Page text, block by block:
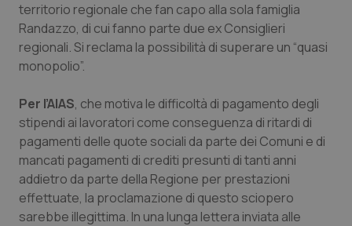
Provincia Autonoma di Trento
Puglia
Sicilia
Toscana
Umbria
Ipertensione & Scompenso
Malattie rare
Neuroscienze & patologie neurodegenerative
Obesità
Oftalmologia
territorio regionale che fan capo alla sola famiglia
Randazzo, di cui fanno parte due ex Consiglieri
regionali. Si reclama la possibilità di superare un “quasi
monopolio”.
Per l’AIAS, che motiva le difficoltà di pagamento degli
stipendi ai lavoratori come conseguenza di ritardi di
pagamenti delle quote sociali da parte dei Comuni e di
mancati pagamenti di crediti presunti di tanti anni
addietro da parte della Regione per prestazioni
effettuate, la proclamazione di questo sciopero
sarebbe illegittima. In una lunga lettera inviata alle